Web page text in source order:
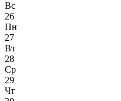
Вс
26
Пн
27
Вт
28
Ср
29
Чт